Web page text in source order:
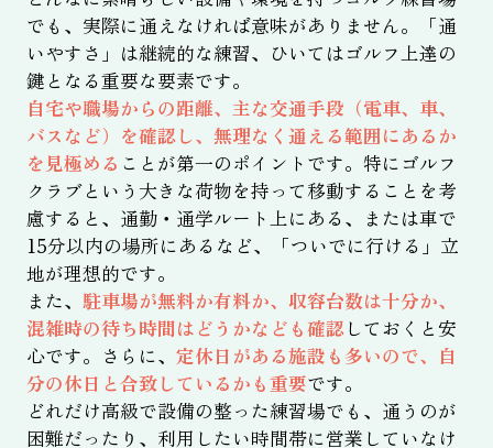
でも、実際に通えなければ意味がありません。「通
いやすさ」は継続的な練習、ひいてはゴルフ上達の
鍵となる重要な要素です。
自宅や職場からの距離、主な交通手段（電車、車、
バスなど）を確認し、無理なく通える範囲にあるか
を見極める ことが第一のポイントです。特にゴルフ
クラブという大きな荷物を持って移動することを考
慮すると、通勤・通学ルート上にある、または車で
15分以内の場所にあるなど、「ついでに行ける」立
地が理想的です。
また、 駐車場が無料か有料か、収容台数は十分か、
混雑時の待ち時間はどうかなども確認 しておくと安
心です。さらに、 定休日がある施設も多いので、自
分の休日と合致しているかも重要です。
どれだけ高級で設備の整った練習場でも、通うのが
困難だったり、利用したい時間帯に営業していなけ